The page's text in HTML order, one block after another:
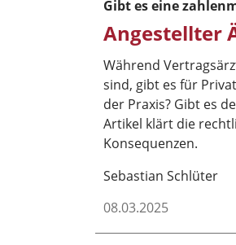
Gibt es eine
Angestellter
Während
sind, gibt es für
der Praxis? Gibt es
Artikel klärt die
Konsequenzen.
Sebastian Schlüter
08.03.2025